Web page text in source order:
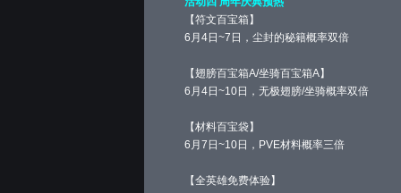
【符文百宝箱】
6月4日~7日，尘封的秘籍概率双倍
【翅膀百宝箱A/坐骑百宝箱A】
6月4日~10日，无极翅膀/坐骑概率双倍
【材料百宝袋】
6月7日~10日，PVE材料概率三倍
【全英雄免费体验】